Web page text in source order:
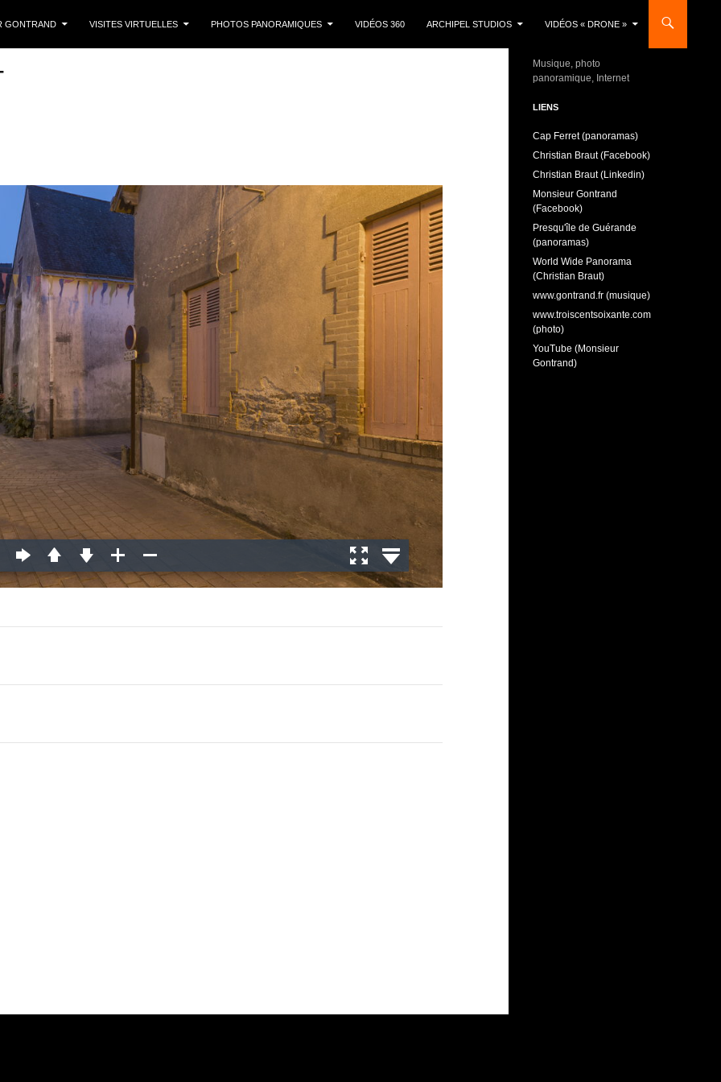
GONTRAND
VISITES VIRTUELLES PHOTOS PANORAMIQUES VIDÉOS 360 ARCHIPEL STUDIOS VIDÉOS « DRONE »
Musique, photo
panoramique, Internet
LIENS
Cap Ferret (panoramas)
Christian Braut (Facebook)
Christian Braut (Linkedin)
Monsieur Gontrand
(Facebook)
Presqu'île de Guérande
(panoramas)
World Wide Panorama
(Christian Braut)
www.gontrand.fr (musique)
www.troiscentsoixante.com
(photo)
YouTube (Monsieur
Gontrand)